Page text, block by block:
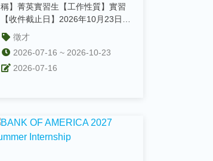
稱】菁英實習生【工作性質】實習
【收件截止日】2026年10月23日截
止【職缺說明】 htt...
徵才
2026-07-16 ~ 2026-10-23
2026-07-16